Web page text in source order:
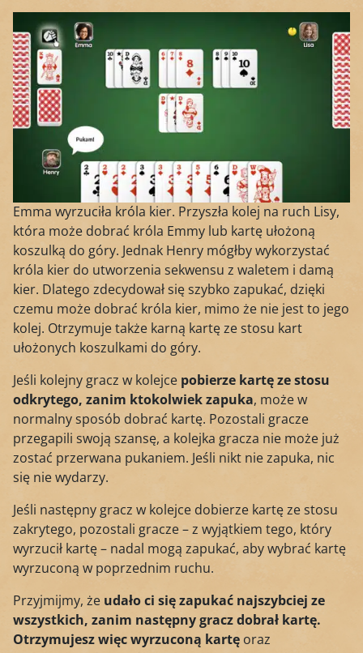
Emma wyrzuciła króla kier. Przyszła kolej na ruch Lisy,
która może dobrać króla Emmy lub kartę ułożoną
koszulką do góry. Jednak Henry mógłby wykorzystać
króla kier do utworzenia sekwensu z waletem i damą
kier. Dlatego zdecydował się szybko zapukać, dzięki
czemu może dobrać króla kier, mimo że nie jest to jego
kolej. Otrzymuje także karną kartę ze stosu kart
ułożonych koszulkami do góry.
Jeśli kolejny gracz w kolejce pobierze kartę ze stosu
odkrytego, zanim ktokolwiek zapuka, może w
normalny sposób dobrać kartę. Pozostali gracze
przegapili swoją szansę, a kolejka gracza nie może już
zostać przerwana pukaniem. Jeśli nikt nie zapuka, nic
się nie wydarzy.
Jeśli następny gracz w kolejce dobierze kartę ze stosu
zakrytego, pozostali gracze – z wyjątkiem tego, który
wyrzucił kartę – nadal mogą zapukać, aby wybrać kartę
wyrzuconą w poprzednim ruchu.
Przyjmijmy, że udało ci się zapukać najszybciej ze
wszystkich, zanim następny gracz dobrał kartę.
Otrzymujesz więc wyrzuconą kartę oraz